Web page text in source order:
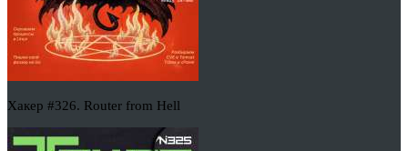
Хакер #326. Router from Hell